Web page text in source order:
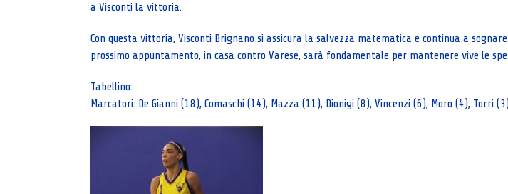
a Visconti la vittoria.
Con questa vittoria, Visconti Brignano si assicura la salvezza matematica e continua a
prossimo appuntamento, in casa contro Varese, sarà fondamentale per mantenere vive le
Tabellino:
Marcatori: De Gianni (18), Comaschi (14), Mazza (11), Dionigi (8), Vincenzi (6), Moro (4), Torri